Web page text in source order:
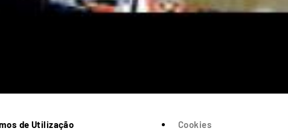
de Utilização Cookies